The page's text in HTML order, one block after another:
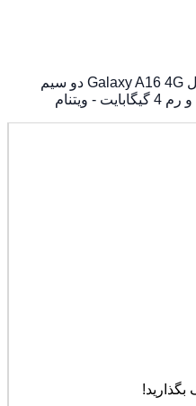
گوشی موبایل سامسونگ مدل Galaxy A16 4G دو سیم